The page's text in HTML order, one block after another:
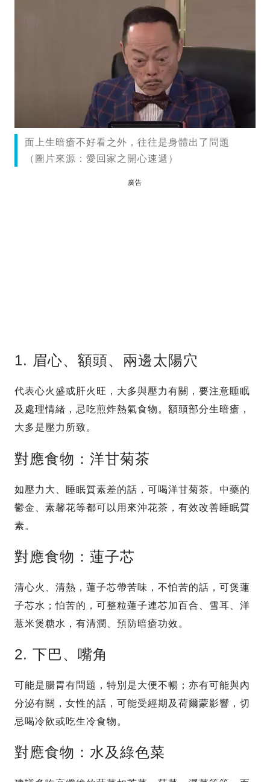
面上生暗瘡不好看之外，往往是身體出了問題
（圖片來源：愛回家之開心速遞）
廣告
1. 眉心、額頭、兩邊太陽穴
代表心火盛或肝火旺，大多與壓力有關，要注意睡眠
及處理情緒，忌吃煎炸熱氣食物。額頭部分生暗瘡，
大多是壓力所致。
對應食物：洋甘菊茶
如壓力大、睡眠質素差的話，可喝洋甘菊茶。中藥的
鬱金、素馨花等都可以用來沖花茶，有效改善睡眠質
素。
對應食物：蓮子芯
清心火、清熱，蓮子芯帶苦味，不怕苦的話，可煲蓮
子芯水；怕苦的，可整粒蓮子連芯加百合、雪耳、洋
薏米煲糖水，有清潤、預防暗瘡功效。
2. 下巴、嘴角
可能是腸胃有問題，特別是大便不暢；亦有可能與內
分泌有關，女性的話，可能受經期及荷爾蒙影響，切
忌喝冷飲或吃生冷食物。
對應食物：水及綠色菜